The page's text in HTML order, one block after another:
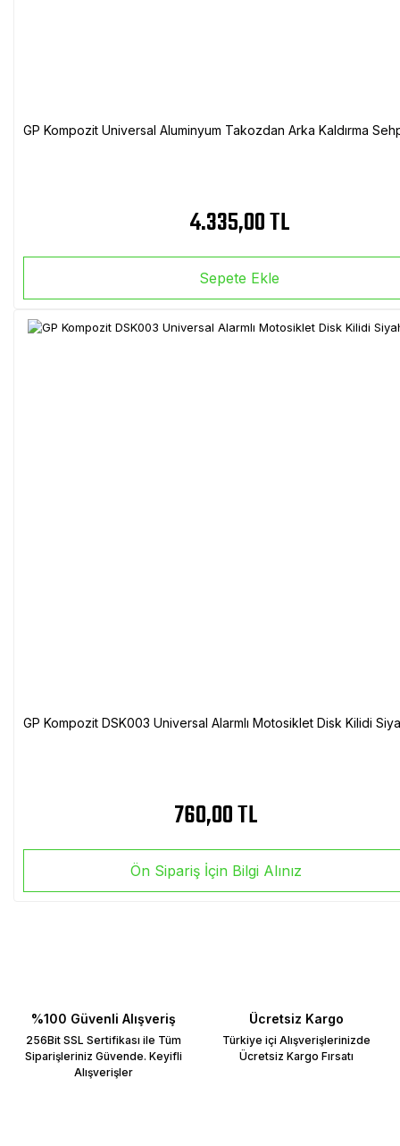
GP Kompozit Universal Aluminyum Takozdan Arka Kaldırma
4.335,00 TL
Sepete Ekle
GP Kompozit DSK003 Universal Alarmlı Motosiklet Disk Kilidi
760,00 TL
Ön Sipariş İçin Bilgi Alınız
%100 Güvenli Alışveriş
256Bit SSL Sertifikası ile Tüm
Siparişleriniz Güvende. Keyifli
Alışverişler
Ücretsiz Kargo
Türkiye içi Alışverişlerinizde
Ücretsiz Kargo Fırsatı